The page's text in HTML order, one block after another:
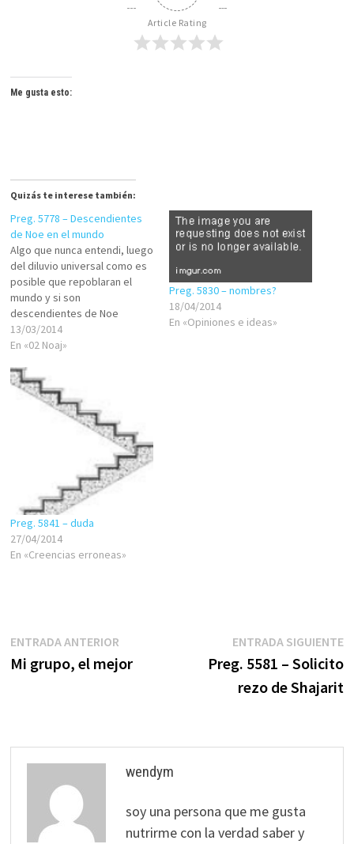
Article Rating
Me gusta esto:
Quizás te interese también:
Preg. 5778 – Descendientes
de Noe en el mundo
Algo que nunca entendi, luego
del diluvio universal como es
posible que repoblaran el
mundo y si son
descendientes de Noe
porque crearon nuevos
idiomas, creencias ?, por
lengua y cultura porque crear
nuevas, tambien como sabran
si aparece el mesias , si es…
13/03/2014
En «02 Noaj»
Preg. 5830 – nombres?
18/04/2014
En «Opiniones e ideas»
Preg. 5841 – duda
27/04/2014
En «Creencias erroneas»
Navegación
de
ENTRADA ANTERIOREntrada
anterior:
Mi grupo, el mejor
ENTRADA SIGUIENTE
Preg. 5581 – Solicito
rezo de Shajarit
wendym
soy una persona que me gusta
nutrirme con la verdad saber y